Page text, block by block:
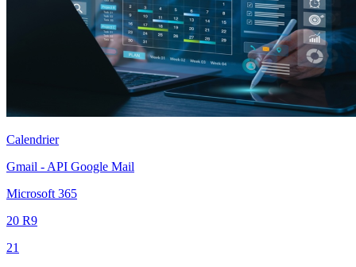
Calendrier
Gmail - API Google Mail
Microsoft 365
20 R9
21